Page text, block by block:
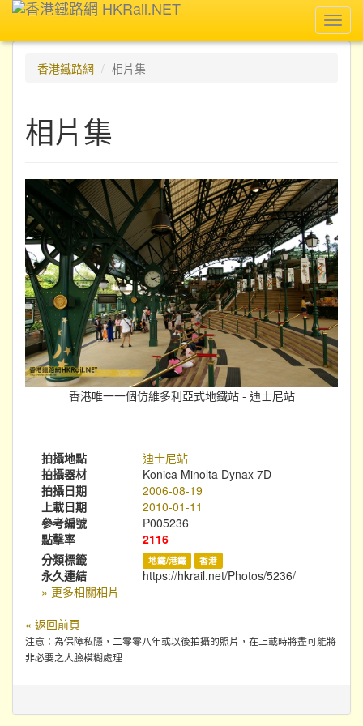
香港鐵路網
相片集
相片集
香港唯一一個仿維多利亞式地鐵站 - 迪士尼站
拍攝地點
迪士尼站
拍攝器材
Konica Minolta Dynax 7D
拍攝日期
2006-08-19
上載日期
2010-01-11
參考編號
P005236
點擊率
2116
分類標籤
地鐵/港鐵 香港
永久連結
https://hkrail.net/Photos/5236/
» 更多相關相片
« 返回前頁
注意：為保障私隱，二零零八年或以後拍攝的照片，在上載時將盡可能將
非必要之人臉模糊處理